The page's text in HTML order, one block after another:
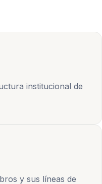
institucional de
y sus líneas de